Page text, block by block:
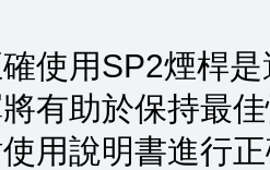
使用SP2煙桿
有助於保持最
用說明書進行